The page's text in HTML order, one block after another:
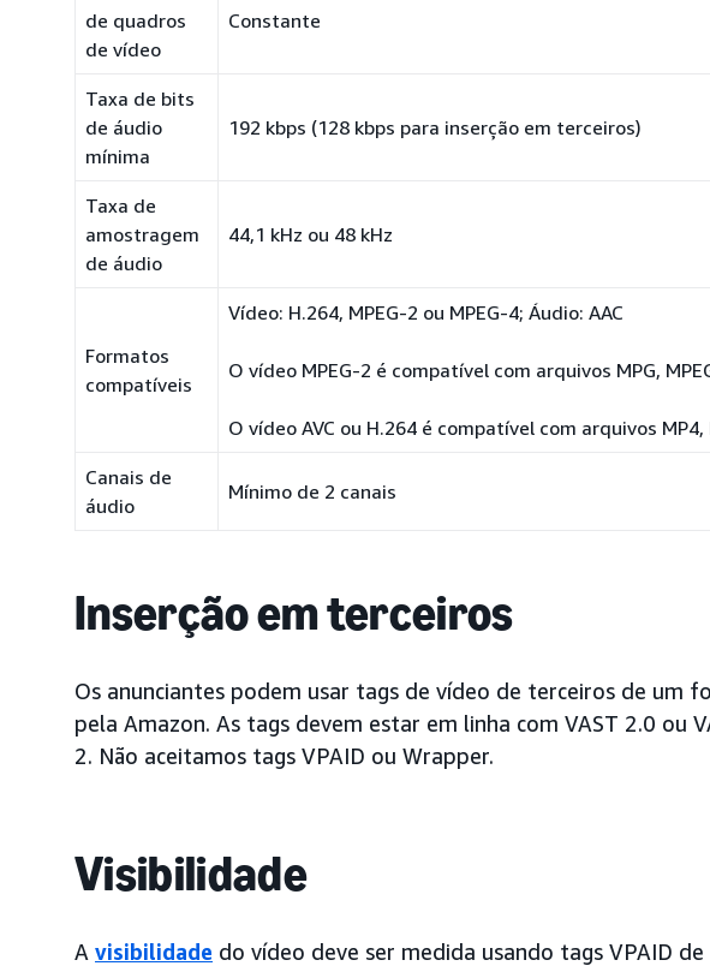
de quadros
de vídeo
Constante
Taxa de bits
de áudio
mínima
192 kbps (128 kbps para inserção em terceiros)
Taxa de
amostragem
de áudio
44,1 kHz ou 48 kHz
Formatos
compatíveis
Vídeo: H.264, MPEG-2 ou MPEG-4; Áudio: AAC
O vídeo MPEG-2 é compatível com arquivos MPG,
O vídeo AVC ou H.264 é compatível com arquivos MP4,
Canais de
áudio
Mínimo de 2 canais
Inserção em terceiros
Os anunciantes podem usar tags de vídeo de terceiros de um
pela Amazon. As tags devem estar em linha com VAST 2.0 ou
2. Não aceitamos tags VPAID ou Wrapper.
Visibilidade
A visibilidade do vídeo deve ser medida usando tags VPAID